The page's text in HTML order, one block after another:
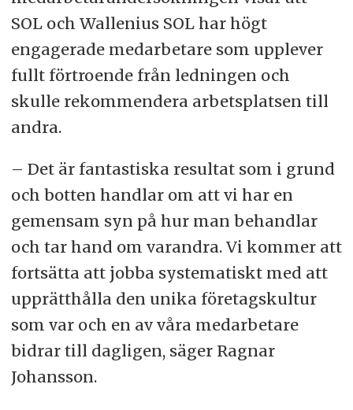
SOL och Wallenius SOL har högt
engagerade medarbetare som upplever
fullt förtroende från ledningen och
skulle rekommendera arbetsplatsen till
andra.
– Det är fantastiska resultat som i grund
och botten handlar om att vi har en
gemensam syn på hur man behandlar
och tar hand om varandra. Vi kommer att
fortsätta att jobba systematiskt med att
upprätthålla den unika företagskultur
som var och en av våra medarbetare
bidrar till dagligen, säger Ragnar
Johansson.